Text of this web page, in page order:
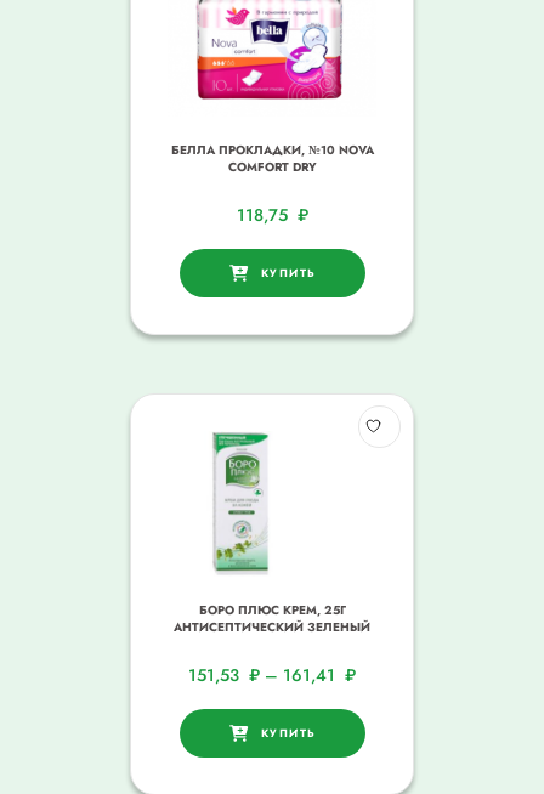
БЕЛЛА ПРОКЛАДКИ, №10 NOVA
COMFORT DRY
118,75 ₽
КУПИТЬ
БОРО ПЛЮС КРЕМ, 25Г
АНТИСЕПТИЧЕСКИЙ ЗЕЛЕНЫЙ
151,53 ₽ – 161,41 ₽
КУПИТЬ